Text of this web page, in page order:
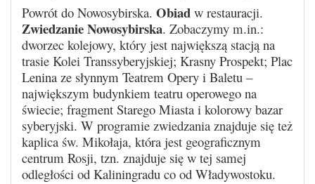
Powrót do Nowosybirska. Obiad w restauracji.
Zwiedzanie Nowosybirska. Zobaczymy m.in.:
dworzec kolejowy, który jest największą stacją na
trasie Kolei Transsyberyjskiej; Krasny Prospekt; Plac
Lenina ze słynnym Teatrem Opery i Baletu –
największym budynkiem teatru operowego na
świecie; fragment Starego Miasta i kolorowy bazar
syberyjski. W programie zwiedzania znajduje się też
kaplica św. Mikołaja, która jest geograficznym
centrum Rosji, tzn. znajduje się w tej samej
odległości od Kaliningradu co od Władywostoku.